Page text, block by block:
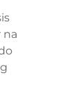
na